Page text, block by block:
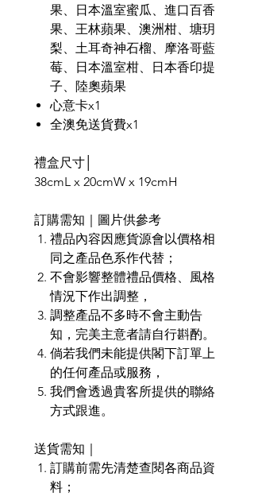
果、日本溫室蜜瓜、進口百香
果、王林蘋果、澳洲柑、塘玥
梨、土耳奇神石榴、摩洛哥藍
莓、日本溫室柑、日本香印提
子、陸奧蘋果
心意卡x1
全澳免送貨費x1
禮盒尺寸│
38cmL x 20cmW x 19cmH
訂購需知｜圖片供參考
禮品內容因應貨源會以價格相
同之產品色系作代替；
不會影響整體禮品價格、風格
情況下作出調整，
調整產品不多時不會主動告
知，完美主意者請自行斟酌。
倘若我們未能提供閣下訂單上
的任何產品或服務，
我們會透過貴客所提供的聯絡
方式跟進。
送貨需知｜
訂購前需先清楚查閱各商品資
料；